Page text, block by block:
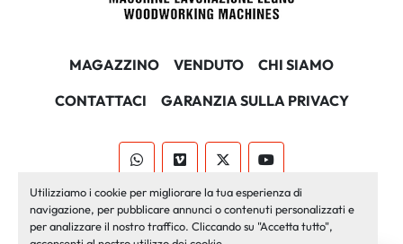
Utilizziamo i cookie per migliorare la tua esperienza di
navigazione, per pubblicare annunci o contenuti personalizzati e
per analizzare il nostro traffico. Cliccando su "Accetta tutto",
MAGAZZINO VENDUTO
CHI SIAMO
CONTATTACI
GARANZIA SULLA PRIVACY
whatsappvimeo twitteryoutube
Machinio Systemsito web diMachinio
Personalizza le preferenze sui Cookies